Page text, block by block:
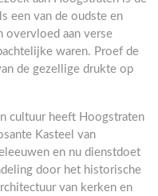
een van de oudste en
overvloed aan verse
waren. Proef de
de gezellige drukte op
cultuur heeft Hoogstraten
Kasteel van
en nu dienstdoet
door het historische
van kerken en